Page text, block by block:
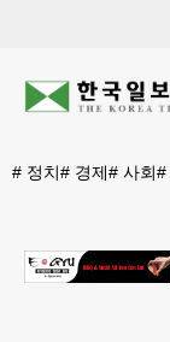
# 정치# 경제# 사회#